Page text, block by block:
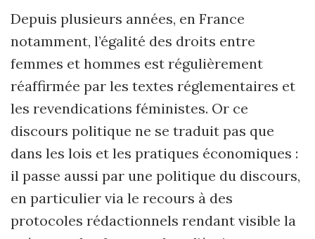
Depuis plusieurs années, en France
notamment, l’égalité des droits entre
femmes et hommes est régulièrement
réaffirmée par les textes réglementaires et
les revendications féministes. Or ce
discours politique ne se traduit pas que
dans les lois et les pratiques économiques :
il passe aussi par une politique du discours,
en particulier via le recours à des
protocoles rédactionnels rendant visible la